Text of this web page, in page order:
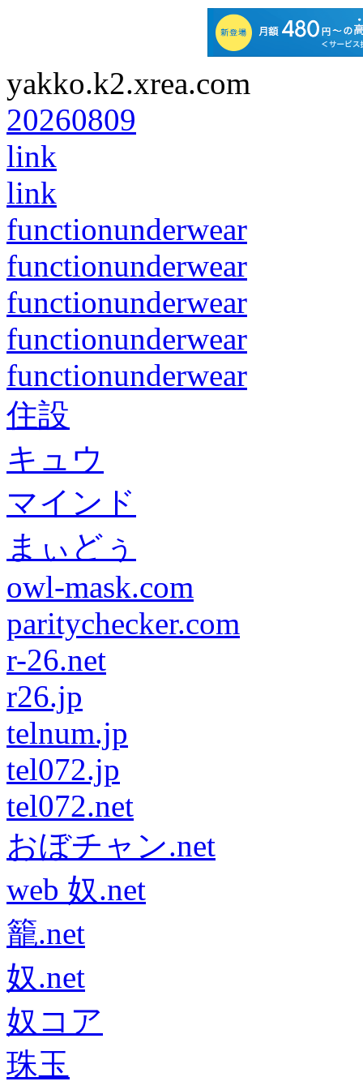
yakko.k2.xrea.com
20260809
link
link
functionunderwear
functionunderwear
functionunderwear
functionunderwear
functionunderwear
住設
キュウ
マインド
まぃどぅ
owl-mask.com
paritychecker.com
r-26.net
r26.jp
telnum.jp
tel072.jp
tel072.net
おぼチャン.net
web 奴.net
籠.net
奴.net
奴コア
珠玉